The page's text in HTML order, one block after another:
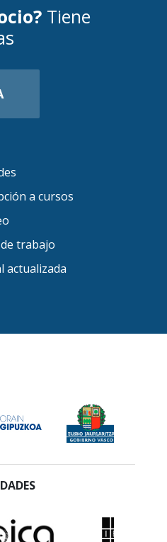
Tiene
a cursos
trabajo
actualizada